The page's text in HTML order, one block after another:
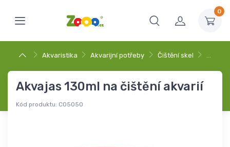
0
Akvaristika Akvarijní potřeby Čištění skel …
Akvajas 130ml na čištění akvarií
Kód produktu: C05050